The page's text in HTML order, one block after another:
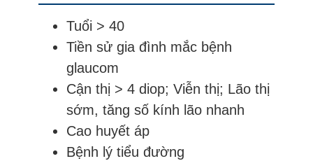
Tuổi > 40
Tiền sử gia đình mắc bệnh
glaucom
Cận thị > 4 diop; Viễn thị; Lão thị
sớm, tăng số kính lão nhanh
Cao huyết áp
Bệnh lý tiểu đường